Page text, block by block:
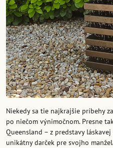
Niekedy sa tie najkrajšie príbehy
po niečom výnimočnom. Presne
Queensland – z predstavy
unikátny darček pre svojho